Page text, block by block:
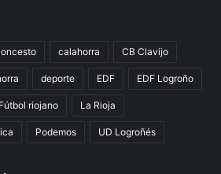
calahorra CB Clavijo
deporte EDF EDF Logroño
Fútbol riojano La Rioja
Podemos UD Logroñés